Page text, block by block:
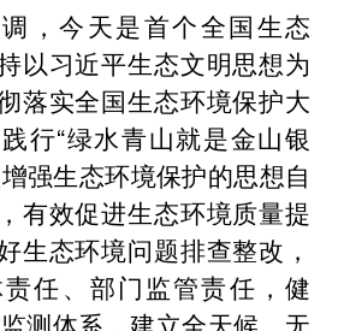
，今天是首个全国生态
以习近平生态文明思想为
落实全国生态环境保护大
行“绿水青山就是金山银
强生态环境保护的思想自
有效促进生态环境质量提
生态环境问题排查整改，
任、部门监管责任，健
测体系，建立全天候、无